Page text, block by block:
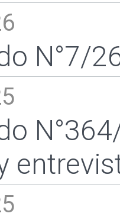
N°7/